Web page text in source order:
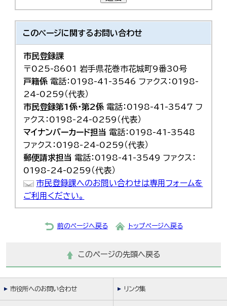
このページに関するお問い合わせ
市民登録課
〒025-8601 岩手県花巻市花城町9番30号
戸籍係 電話：0198-41-3546 ファクス：0198-
24-0259（代表）
市民登録第1係・第2係 電話：0198-41-3547 フ
ァクス：0198-24-0259（代表）
マイナンバーカード担当 電話：0198-41-3548
ファクス：0198-24-0259（代表）
郵便請求担当 電話：0198-41-3549 ファクス：
0198-24-0259（代表）
市民登録課へのお問い合わせは専用フォームを
ご利用ください。
前のページへ戻る トップページへ戻る
このページの先頭へ戻る
市役所へのお問い合わせ リンク集